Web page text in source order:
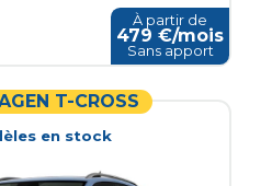
À partir de
479 €/mois
Sans apport
T-CROSS
s en stock